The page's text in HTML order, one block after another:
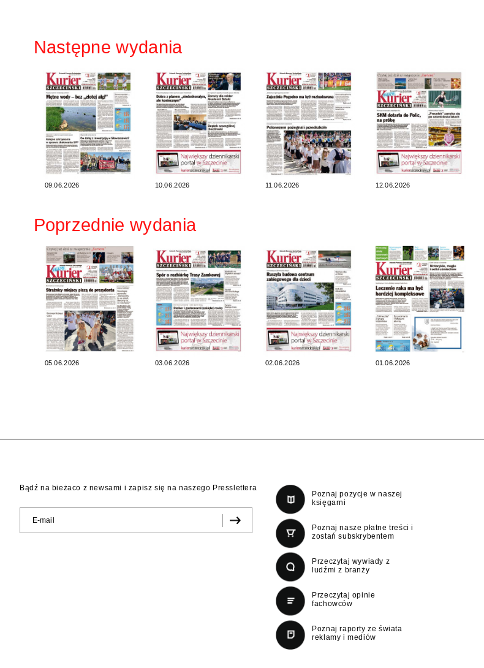
Następne wydania
09.06.2026 10.06.2026 11.06.2026 12.06.2026
Poprzednie wydania
05.06.2026 03.06.2026 02.06.2026 01.06.2026
Bądź na bieżaco z newsami i zapisz się na naszego Presslettera
Poznaj pozycje w naszej
księgarni
Poznaj nasze płatne treści i
zostań subskrybentem
Przeczytaj wywiady z
ludźmi z branży
Przeczytaj opinie
fachowców
Poznaj raporty ze świata
reklamy i mediów